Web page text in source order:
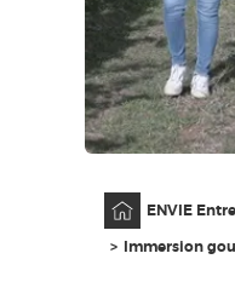
MA SÉLECTION
FR
ENVIE
Immersion